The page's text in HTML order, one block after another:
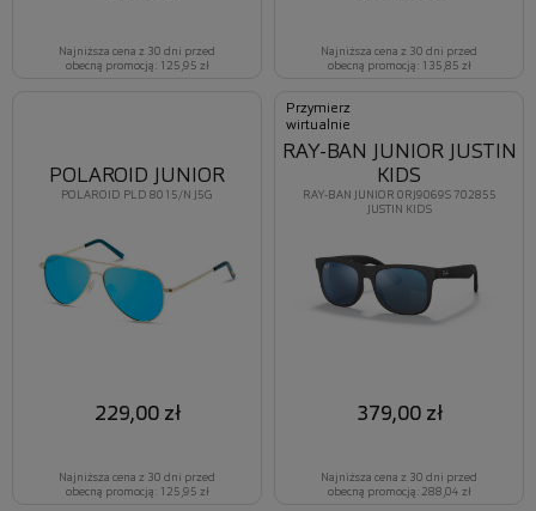
Najniższa cena z 30 dni przed
obecną promocją: 125,95 zł
Najniższa cena z 30 dni przed
obecną promocją: 135,85 zł
POLAROID PLD 8015/N J5G
POLAROID JUNIOR
229,00 zł
Najniższa cena z 30 dni przed
obecną promocją: 125,95 zł
Przymierz
wirtualnie
RAY-BAN JUNIOR 0RJ9069S 702855
JUSTIN KIDS
RAY-BAN JUNIOR JUSTIN
KIDS
379,00 zł
Najniższa cena z 30 dni przed
obecną promocją: 288,04 zł